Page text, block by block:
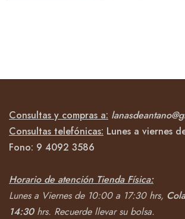
Consultas y compras a:
Consultas telefónicas: Lunes a viernes
Fono: 9 4092 3586
Horario de atención Tienda Física:
Lunes a Viernes de 10:00 a 17:30 hrs,
14:30hrs. Recuerde llevar su bolsa.